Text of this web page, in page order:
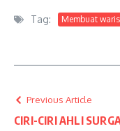
Tag: Membuat
Previous Article
CIRI-CIRI AHLI